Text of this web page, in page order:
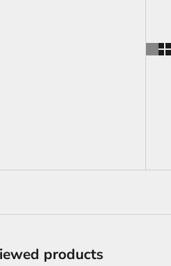
products